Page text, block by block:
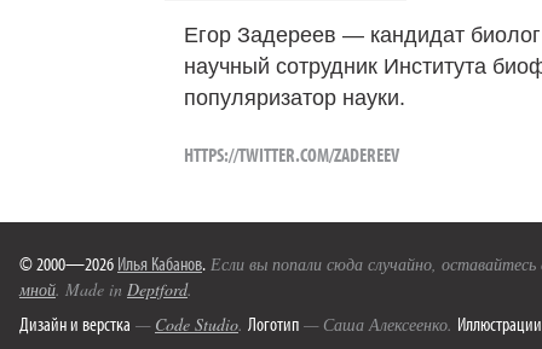
Егор Задереев — кандидат
научный сотрудник Института
популяризатор науки.
HTTPS://TWITTER.COM/ZADEREEV
© 2000—2026 Илья Кабанов. Если вы попали сюда случайно,
мной. Made in Deptford.
Дизайн и верстка — Code Studio. Логотип — Саша Алексеенко. Иллюстрации